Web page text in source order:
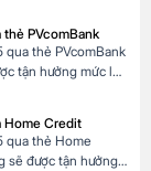
các tính năng
khắc đẹp trong
PVcomBank
qua thẻ PVcomBank
tận hưởng mức lãi
phù hợp với
Home Credit
qua thẻ Home
sẽ được tận hưởng